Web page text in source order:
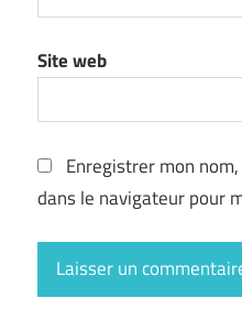
Site web
Enregistrer mon
dans le navigateur pour